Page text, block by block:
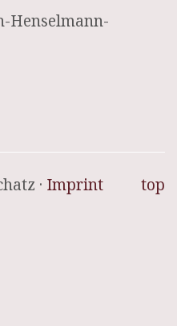
Henselmann-
top
· Imprint